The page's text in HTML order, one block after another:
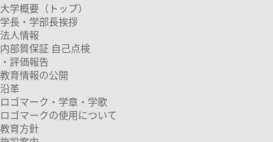
大学概要（トップ）
学長・学部長挨拶
法人情報
内部質保証 自己点検
・評価報告
教育情報の公開
沿革
ロゴマーク・学章・学歌
ロゴマークの使用について
教育方針